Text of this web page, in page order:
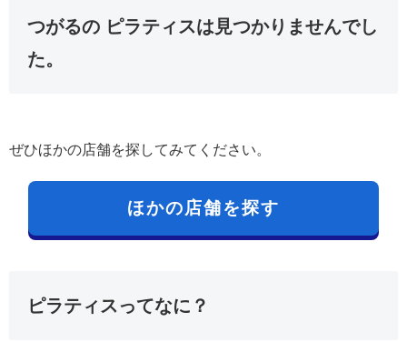
つがるの ピラティスは見つかりませんでし
た。
ぜひほかの店舗を探してみてください。
ほかの店舗を探す
ピラティスってなに？